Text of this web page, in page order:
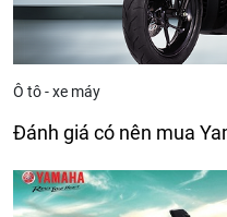
Ô tô - xe máy
Đánh giá có nên mua